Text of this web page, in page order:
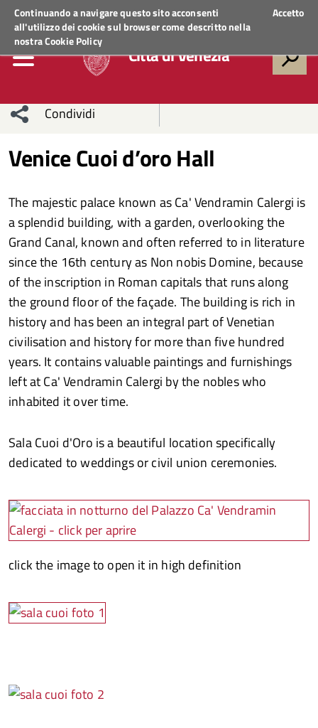
Continuando a navigare questo sito acconsenti
all'utilizzo dei cookie sul browser come descritto nella
nostraCookie Policy
Accetto
Regione VenetoACCEDI AI SERVIZI
Città di Venezia
Condividi
network
Condividi
Condividi
Facebook
su
Twitter
Condividi
su
Facebook
Condividi
su
Whatsapp
Venice Cuoi d’oro Hall
The majestic palace known as Ca' Vendramin Calergi is
a splendid building, with a garden, overlooking the
Grand Canal, known and often referred to in literature
since the 16th century as Non nobis Domine, because
of the inscription in Roman capitals that runs along
the ground floor of the façade. The building is rich in
history and has been an integral part of Venetian
civilisation and history for more than five hundred
years. It contains valuable paintings and furnishings
left at Ca' Vendramin Calergi by the nobles who
inhabited it over time.
Sala Cuoi d'Oro is a beautiful location specifically
dedicated to weddings or civil union ceremonies.
click the image to open it in high definition